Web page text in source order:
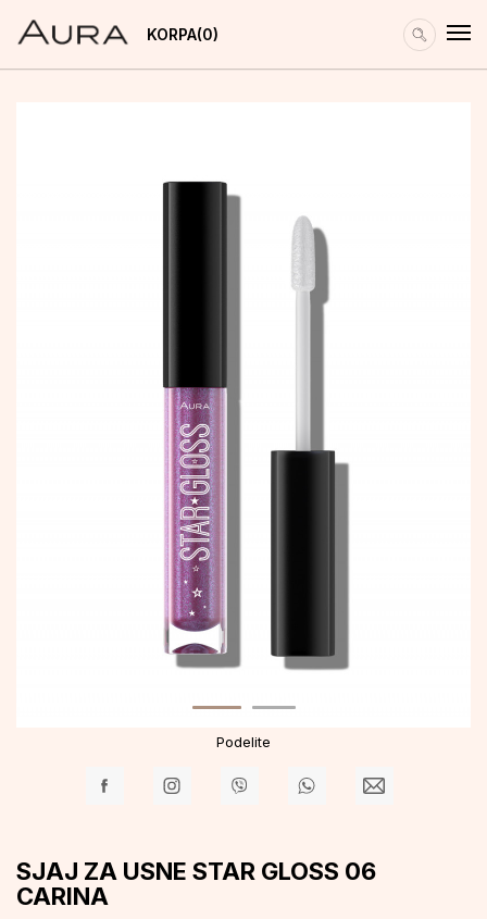
KORPA 0
Podelite
SJAJ ZA USNE STAR GLOSS 06
CARINA